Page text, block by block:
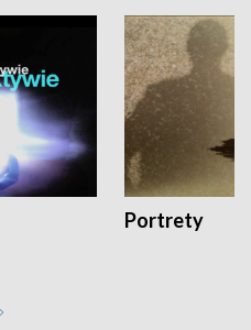
Portrety